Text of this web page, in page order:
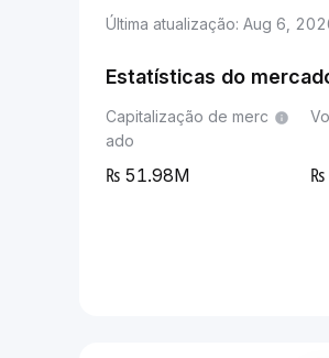
Última atualização: Aug 6,
Estatísticas do
Capitalização de merc
ado
51.98M